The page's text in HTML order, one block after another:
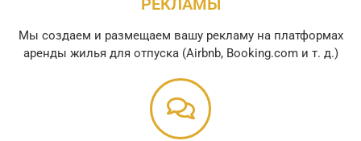
Мы создаем и размещаем вашу рекламу на платформах
аренды жилья для отпуска (Airbnb, Booking.com и т. д.)